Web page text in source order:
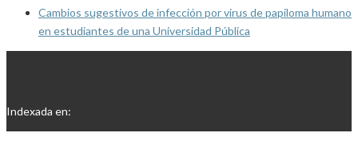
Cambios sugestivos de infección por virus de papiloma humano
en estudiantes de una Universidad Pública
Indexada en: